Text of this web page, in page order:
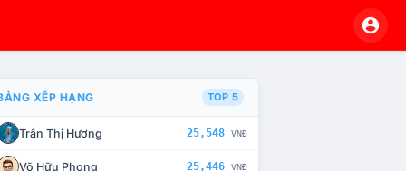
CHẾ TÀI XỬ LÝ VI PHẠM
XẾP HẠNG TOP 5
Trần Thị Hương 25,548 VNĐ
Võ Hữu Phong 25,446 VNĐ